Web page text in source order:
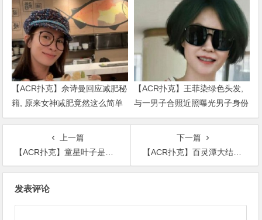
【ACR扑克】佘诗曼回应减肥秘
籍, 原来女神减肥竟然这么简单
【ACR扑克】王菲染绿色头发,
与一男子合照近照曝光男子身份
被扒出
上一篇
【ACR扑克】童星叶子是哪里人? 正当红却退圈考上了清华大学照片曝光
下一篇
【ACR扑克】百灵潭大结局是悲剧吗? 全员都be了好惨还有番外吗
发表评论